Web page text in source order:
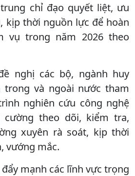
chỉ đạo quyết liệt, ưu
kịp thời nguồn lực để hoàn
vụ trong năm 2026 theo
nghị các bộ, ngành huy
trong và ngoài nước tham
nghiên cứu công nghệ
cường theo dõi, kiểm tra,
xuyên rà soát, kịp thời
vướng mắc.
mạnh các lĩnh vực trọng